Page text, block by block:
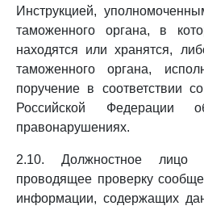
Инструкцией,
таможенного органа, в
находятся или хранятся,
таможенного органа,
поручение в соответствии
Российской Федерации
правонарушениях.
2.10. Должностное лицо
проводящее проверку
информации, содержащих